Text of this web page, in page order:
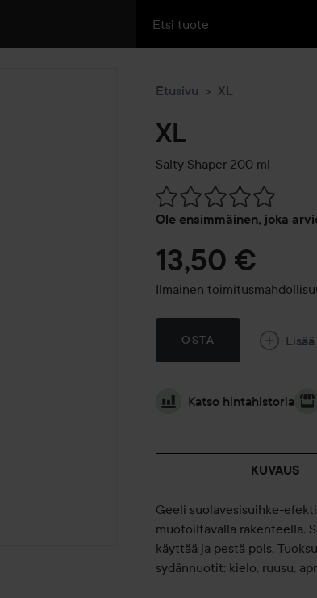
Etusivu XL
XL
Salty Shaper 200 ml
Ole ensimmäinen, joka
Siirtyä jhk Arvosana &
13,50 €
Ilmainen
OSTA Lisää
Katso hintahistoria
KUVAUS
Geeli suolavesisuihke-
muotoiltavalla rakenteella.
käyttää ja pestä pois.
sydännuotit: kielo, ruusu,